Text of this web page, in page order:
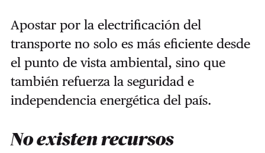
Apostar por la electrificación del
transporte no solo es más eficiente desde
el punto de vista ambiental, sino que
también refuerza la seguridad e
independencia energética del país.
No existen recursos